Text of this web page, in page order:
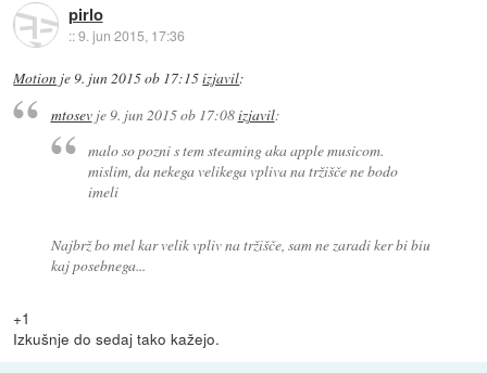
pirlo
::9. jun 2015, 17:36
Motion je9. jun 2015 ob 17:15izjavil:
mtosevje9. jun 2015 ob 17:08izjavil:
malo so pozni s tem steaming aka apple musicom.
mislim, da nekega velikega vpliva na tržišče ne bodo
imeli
Najbrž bo mel kar velik vpliv na tržišče, sam ne zaradi ker bi biu
kaj posebnega...
+1
Izkušnje do sedaj tako kažejo.